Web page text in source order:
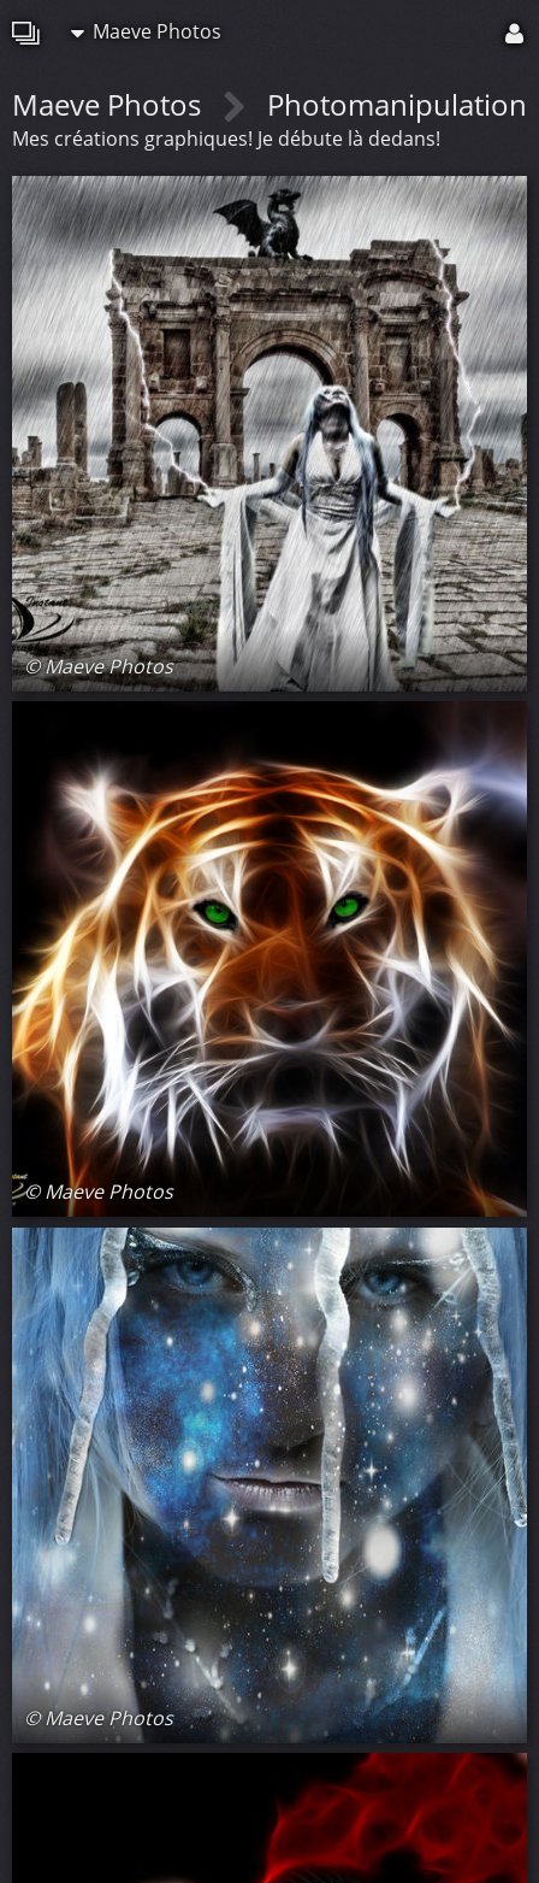
Maeve Photos
Maeve Photos Photomanipulation
Mes créations graphiques! Je débute là dedans!
© Maeve Photos
© Maeve Photos
© Maeve Photos